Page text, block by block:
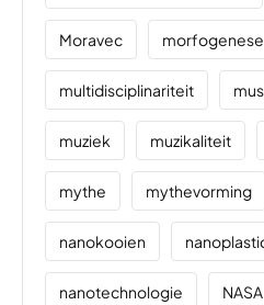
Moravec morfogenese
multidisciplinariteit
muziek muzikaliteit
mythe mythevorming
nanokooien
nanotechnologie NASA